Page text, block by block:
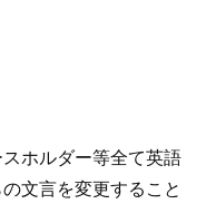
ホルダー等全て英語
文言を変更すること